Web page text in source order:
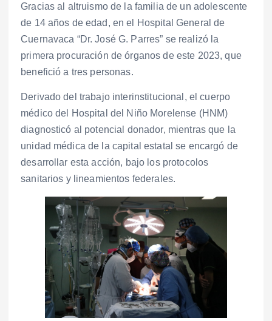
Gracias al altruismo de la familia de un adolescente
de 14 años de edad, en el Hospital General de
Cuernavaca “Dr. José G. Parres” se realizó la
primera procuración de órganos de este 2023, que
benefició a tres personas.
Derivado del trabajo interinstitucional, el cuerpo
médico del Hospital del Niño Morelense (HNM)
diagnosticó al potencial donador, mientras que la
unidad médica de la capital estatal se encargó de
desarrollar esta acción, bajo los protocolos
sanitarios y lineamientos federales.